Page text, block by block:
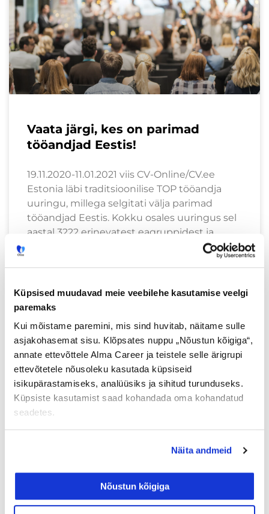
Küpsised muudavad meie veebilehe kasutamise veelgi
paremaks
Kui mõistame paremini, mis sind huvitab, näitame sulle
asjakohasemat sisu. Klõpsates nuppu „Nõustun kõigiga“,
annate ettevõttele Alma Career ja teistele selle ärigrupi
ettevõtetele nõusoleku kasutada küpsiseid
isikupärastamiseks, analüüsiks ja sihitud turunduseks.
Küpsiste kasutamist saad kohandada oma kohandatud
seadetes.
Näita andmeid
Nõustun kõigiga
Vaata järgi, kes on parimad
tööandjad Eestis!
19.11.2020-11.01.2021 viis CV-Online/CV.ee
Estonia läbi traditsioonilise TOP tööandja
uuringu, millega selgitati välja parimad
tööandjad Eestis. Kokku osales uuringus sel
aastal 3222 erinevatest eagruppidest ja